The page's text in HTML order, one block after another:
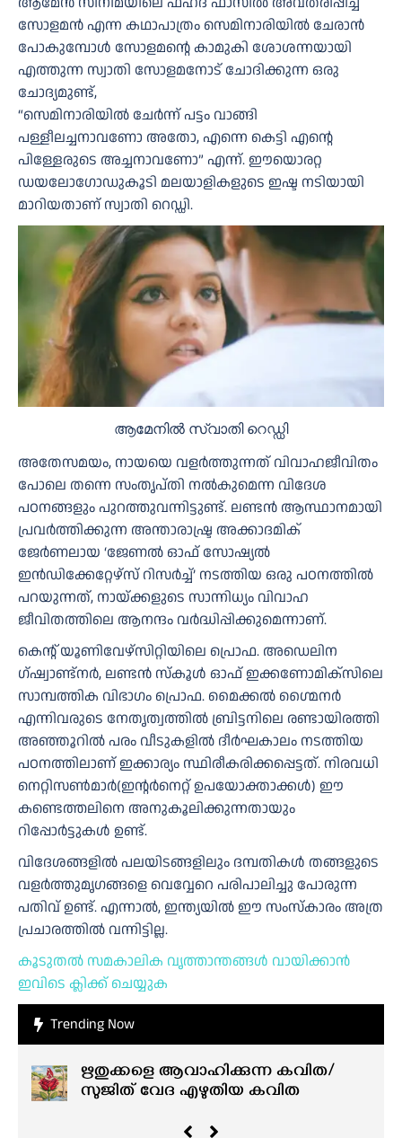
സോളമൻ എന്ന കഥാപാത്രം സെമിനാരിയിൽ ചേരാൻ
പോകുമ്പോൾ സോളമന്റെ കാമുകി ശോശന്നയായി
എത്തുന്ന സ്വാതി സോളമനോട് ചോദിക്കുന്ന ഒരു
ചോദ്യമുണ്ട്,
“സെമിനാരിയിൽ ചേർന്ന് പട്ടം വാങ്ങി
പള്ളീലച്ചനാവണോ അതോ, എന്നെ കെട്ടി എന്റെ
പിള്ളേരുടെ അച്ചനാവണോ” എന്ന്. ഈയൊരറ്റ
ഡയലോഗോഡുകൂടി മലയാളികളുടെ ഇഷ്ട നടിയായി
മാറിയതാണ് സ്വാതി റെഡ്ഡി.
ആമേനിൽ സ്വാതി റെഡ്ഡി
അതേസമയം, നായയെ വളർത്തുന്നത് വിവാഹജീവിതം
പോലെ തന്നെ സംതൃപ്തി നൽകുമെന്ന വിദേശ
പഠനങ്ങളും പുറത്തുവന്നിട്ടുണ്ട്. ലണ്ടൻ ആസ്ഥാനമായി
പ്രവർത്തിക്കുന്ന അന്താരാഷ്ട്ര അക്കാദമിക്
ജേർണലായ ‘ജേണൽ ഓഫ് സോഷ്യൽ
ഇൻഡിക്കേറ്റേഴ്‌സ് റിസർച്ച്’ നടത്തിയ ഒരു പഠനത്തിൽ
പറയുന്നത്, നായ്ക്കളുടെ സാന്നിധ്യം വിവാഹ
ജീവിതത്തിലെ ആനന്ദം വർദ്ധിപ്പിക്കുമെന്നാണ്.
കെന്റ് യൂണിവേഴ്സിറ്റിയിലെ പ്രൊഫ. അഡെലിന
ഗ്ഷ്വാണ്ട്നർ, ലണ്ടൻ സ്കൂൾ ഓഫ് ഇക്കണോമിക്സിലെ
സാമ്പത്തിക വിഭാഗം പ്രൊഫ. മൈക്കൽ ഗ്മൈനർ
എന്നിവരുടെ നേതൃത്വത്തിൽ ബ്രിട്ടനിലെ രണ്ടായിരത്തി
അഞ്ഞൂറിൽ പരം വീടുകളിൽ ദീർഘകാലം നടത്തിയ
പഠനത്തിലാണ് ഇക്കാര്യം സ്ഥിരീകരിക്കപ്പെട്ടത്. നിരവധി
നെറ്റിസൺമാർ(ഇന്റർനെറ്റ് ഉപയോക്താക്കൾ) ഈ
കണ്ടെത്തലിനെ അനുകൂലിക്കുന്നതായും
റിപ്പോർട്ടുകൾ ഉണ്ട്.
വിദേശങ്ങളിൽ പലയിടങ്ങളിലും ദമ്പതികൾ തങ്ങളുടെ
വളർത്തുമൃഗങ്ങളെ വെവ്വേറെ പരിപാലിച്ചു പോരുന്ന
പതിവ് ഉണ്ട്. എന്നാൽ, ഇന്ത്യയിൽ ഈ സംസ്കാരം അത്ര
പ്രചാരത്തിൽ വന്നിട്ടില്ല.
കൂടുതൽ സമകാലിക വൃത്താന്തങ്ങൾ വായിക്കാൻ
ഇവിടെ ക്ലിക്ക് ചെയ്യുക
Trending Now
ഋതുക്കളെ ആവാഹിക്കുന്ന കവിത/
സുജിത് വേദ എഴുതിയ കവിത